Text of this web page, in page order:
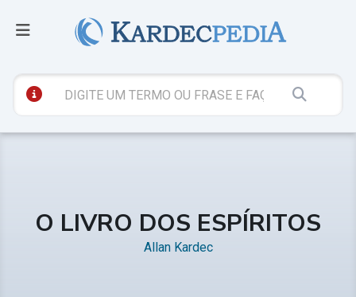
O LIVRO DOS ESPÍRITOS
Allan Kardec